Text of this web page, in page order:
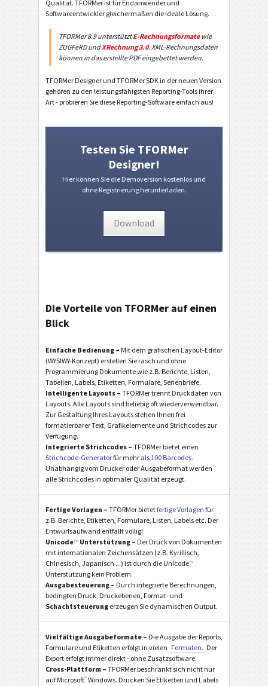
Qualität. TFORMer ist für Endanwender und
Softwareentwickler gleichermaßen die ideale Lösung.
TFORMer 8.9 unterstütztE-Rechnungsformatewie
ZUGFeRD undXRechnung 3.0. XML-Rechnungsdaten
können in das erstellte PDF eingebettet werden.
TFORMer Designer und TFORMer SDK in der neuen Version
gehören zu den leistungsfähigsten Reporting-Tools ihrer
Art - probieren Sie diese Reporting-Software einfach aus!
Testen Sie TFORMer
Designer!
Hier können Sie die Demoversion kostenlos und
ohne Registrierung herunterladen.
Download
Die Vorteile von TFORMer auf einen
Blick
Einfache Bedienung – Mit dem grafischen Layout-Editor
(WYSIWY-Konzept) erstellen Sie rasch und ohne
Programmierung Dokumente wie z.B. Berichte, Listen,
Tabellen, Labels, Etiketten, Formulare, Serienbriefe.
Intelligente Layouts – TFORMer trennt Druckdaten von
Layouts. Alle Layouts sind beliebig oft wiederverwendbar.
Zur Gestaltung Ihres Layouts stehen Ihnen frei
formatierbarer Text, Grafikelemente und Strichcodes zur
Verfügung.
Integrierte Strichcodes – TFORMer bietet einen
Strichcode-Generatorfür mehr als 100 Barcodes.
Unabhängig vom Drucker oder Ausgabeformat werden
alle Strichcodes in optimaler Qualität erzeugt.
Fertige Vorlagen – TFORMer bietetfertige Vorlagen für
z.B. Berichte, Etiketten, Formulare, Listen, Labels etc. Der
Entwurfsaufwand entfällt völlig!
Unicode™ Unterstützung – Der Druck von Dokumenten
mit internationalen Zeichensätzen (z.B. Kyrillisch,
Chinesisch, Japanisch ...) ist durch die Unicode™
Unterstützung kein Problem.
Ausgabesteuerung – Durch integrierte Berechnungen,
bedingten Druck, Druckebenen, Format- und
Schachtsteuerung erzeugen Sie dynamischen Output.
Vielfältige Ausgabeformate – Die Ausgabe der Reports,
Formulare und Etiketten erfolgt in vielen Formaten. Der
Export erfolgt immer direkt - ohne Zusatzsoftware.
Cross-Plattform – TFORMer beschränkt sich nicht nur
auf Microsoft®Windows. Drucken Sie Etiketten und Labels